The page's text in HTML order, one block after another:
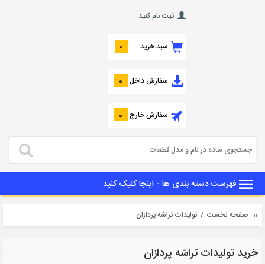
ثبت نام کنید
سبد خرید 0
سفارش داخل 0
سفارش خارج 0
فهرست دسته بندی ها - اینجا کلیک کنید
صفحه نخست / تولیدات تراشه پردازان
خرید تولیدات تراشه پردازان